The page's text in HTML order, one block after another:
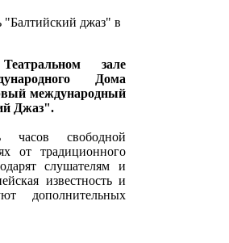
"Балтийский джаз" в
зале
Дома
международный
Джаз".
свободной
от традиционного
слушателям и
известность и
дополнительных